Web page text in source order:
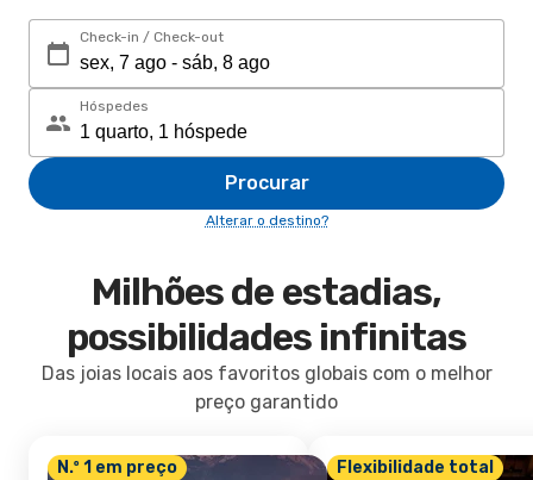
Check-in / Check-out
Hóspedes
Procurar
Alterar o destino?
Milhões de estadias,
possibilidades infinitas
Das joias locais aos favoritos globais com o melhor
preço garantido
N.º 1 em preço Flexibilidade total